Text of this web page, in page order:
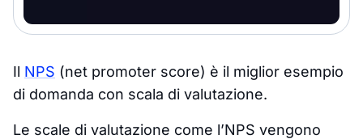
Il NPS (net promoter score) è il miglior esempio
di domanda con scala di valutazione.
Le scale di valutazione come l’NPS vengono